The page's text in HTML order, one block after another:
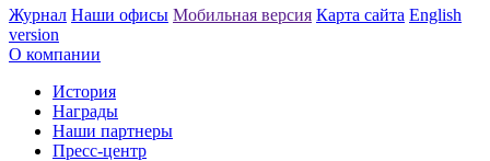
Журнал Наши офисы Мобильная версия Карта сайта English
version
О компании
История
Награды
Наши партнеры
Пресс-центр